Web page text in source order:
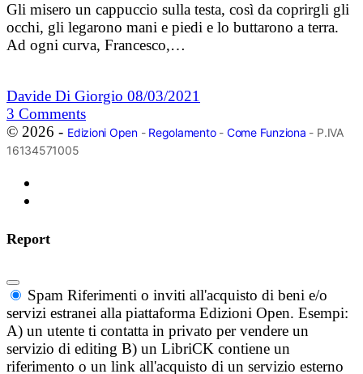
Gli misero un cappuccio sulla testa, così da coprirgli gli
occhi, gli legarono mani e piedi e lo buttarono a terra.
Ad ogni curva, Francesco,…
Davide Di Giorgio 08/03/2021
3 Comments
© 2026 - Edizioni Open- Regolamento- Come Funziona - P.IVA
16134571005
Report
Spam Riferimenti o inviti all'acquisto di beni e/o
servizi estranei alla piattaforma Edizioni Open. Esempi:
A) un utente ti contatta in privato per vendere un
servizio di editing B) un LibriCK contiene un
riferimento o un link all'acquisto di un servizio esterno